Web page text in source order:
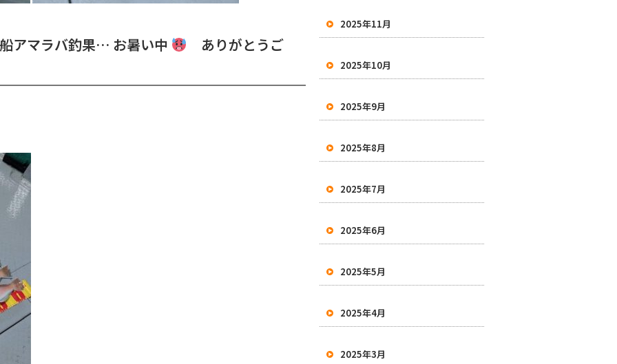
アマラバ釣果… お暑い中
ありがとうご
2025年11月
2025年10月
2025年9月
2025年8月
2025年7月
2025年6月
2025年5月
2025年4月
2025年3月